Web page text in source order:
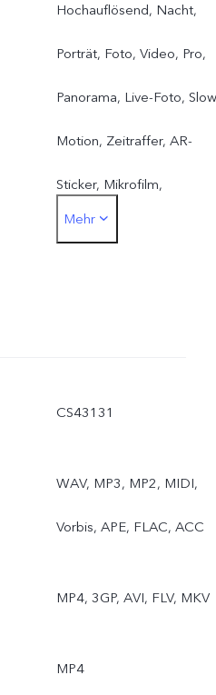
Hochauflösend, Nacht,
Porträt, Foto, Video, Pro,
Panorama, Live-Foto, Slow
Motion, Zeitraffer, AR-
Sticker, Mikrofilm,
Supermond, Ultra HD-
Gruppenporträt
Mehr
CS43131
WAV, MP3, MP2, MIDI,
Vorbis, APE, FLAC, ACC
MP4, 3GP, AVI, FLV, MKV
MP4